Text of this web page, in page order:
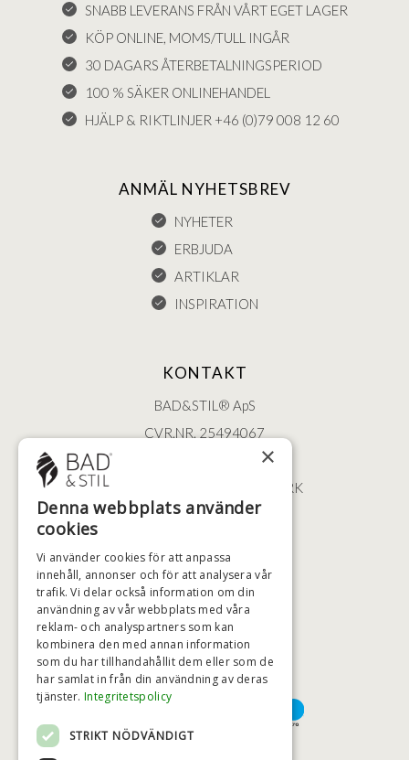
SNABB LEVERANS FRÅN VÅRT EGET LAGER
KÖP ONLINE, MOMS/TULL INGÅR
30 DAGARS ÅTERBETALNINGSPERIOD
100 % SÄKER ONLINEHANDEL
HJÄLP & RIKTLINJER +46 (0)79 008 12 60
ANMÄL NYHETSBREV
NYHETER
ERBJUDA
ARTIKLAR
INSPIRATION
KONTAKT
BAD&STIL® ApS
CVR.NR. 25494067
ØSTERBROGADE 202
2100 KØBENHAVN • DANMARK
+46 (0)79 008 12 60
HÖGSTA KREDITVÄRDIGHET
BETALNINGSALTERNATIV
×
Denna webbplats använder
cookies
Vi använder cookies för att anpassa
innehåll, annonser och för att analysera vår
trafik. Vi delar också information om din
användning av vår webbplats med våra
reklam- och analyspartners som kan
kombinera den med annan information
som du har tillhandahållit dem eller som de
har samlat in från din användning av deras
tjänster. Integritetspolicy
STRIKT NÖDVÄNDIGT